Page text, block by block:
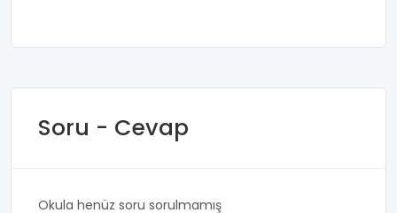
Soru - Cevap
Okula henüz soru sorulmamış